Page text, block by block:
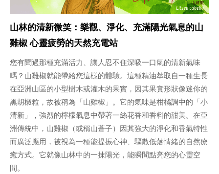
山林的清新微笑：樂觀、淨化、充滿陽光氣息的山
雞椒 心靈疲勞的天然充電站
您有聞過那種充滿活力、讓人忍不住深吸一口氣的清新氣味
嗎？山雞椒就能帶給您這樣的體驗。這種精油萃取自一種生長
在亞洲山區的小型樹木或灌木的果實，因其果實形狀像迷你的
黑胡椒粒，故被稱為「山雞椒」。它的氣味是柑橘調中的「小
清新」，強烈的檸檬氣息中帶著一絲花香和香料的甜美。在亞
洲傳統中，山雞椒（或稱山蒼子）因其強大的淨化和香氣特性
而廣泛應用，被視為一種能提振心神、驅散低落情緒的自然療
癒方式。它就像山林中的一抹陽光，能瞬間點亮您的心靈空
間。